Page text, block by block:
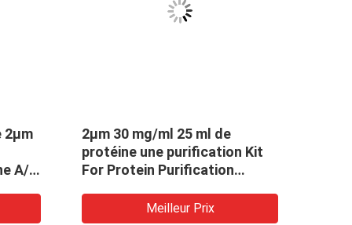
2μm
A/G
2μm 30 mg/ml 25 ml de
protéine une purification Kit
For Protein Purification
Meilleur Prix